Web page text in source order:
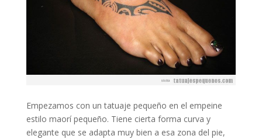
Empezamos con un tatuaje pequeño en el empeine
estilo maorí pequeño. Tiene cierta forma curva y
elegante que se adapta muy bien a esa zona del pie,